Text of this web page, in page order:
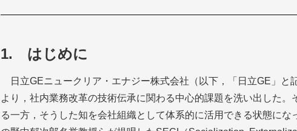
1. はじめに
日立GEニュークリア・エナジー株式会社（以下，「日立GE」
より，社内業務改革の技術伝承に関わる中心的課題を洗い出した
る一方，そうした知を会社組織として体系的に活用できる状態に